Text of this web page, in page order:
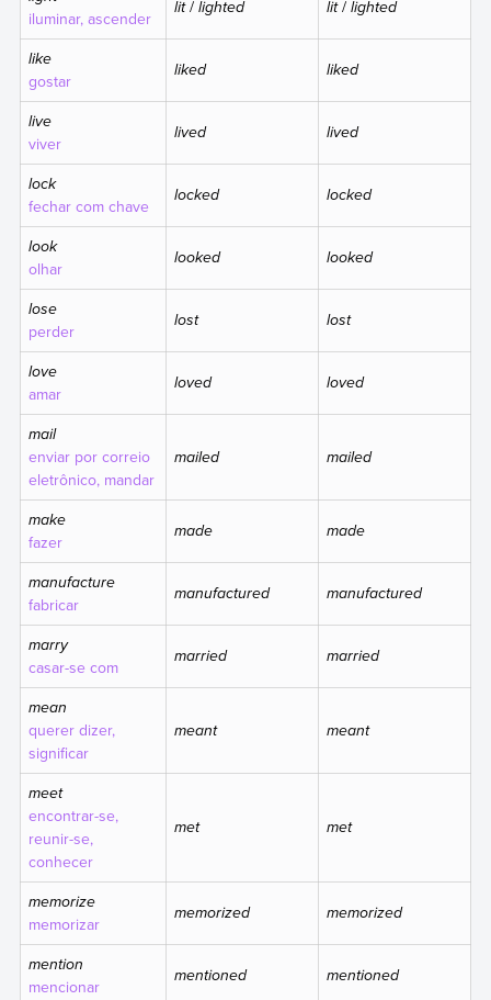
iluminar, ascender lit/ lighted lit/ lighted
like
gostar liked liked
live
viver lived lived
lock
fechar com chave locked locked
look
olhar looked looked
lose
perder lost lost
love
amar loved loved
mail
enviar por correio
eletrônico, mandar
mailed mailed
make
fazer made made
manufacture
fabricar manufactured manufactured
marry
casar-se com married married
mean
querer dizer,
significar
meant meant
meet
encontrar-se,
reunir-se,
conhecer
met met
memorize
memorizar memorized memorized
mention
mencionar mentioned mentioned